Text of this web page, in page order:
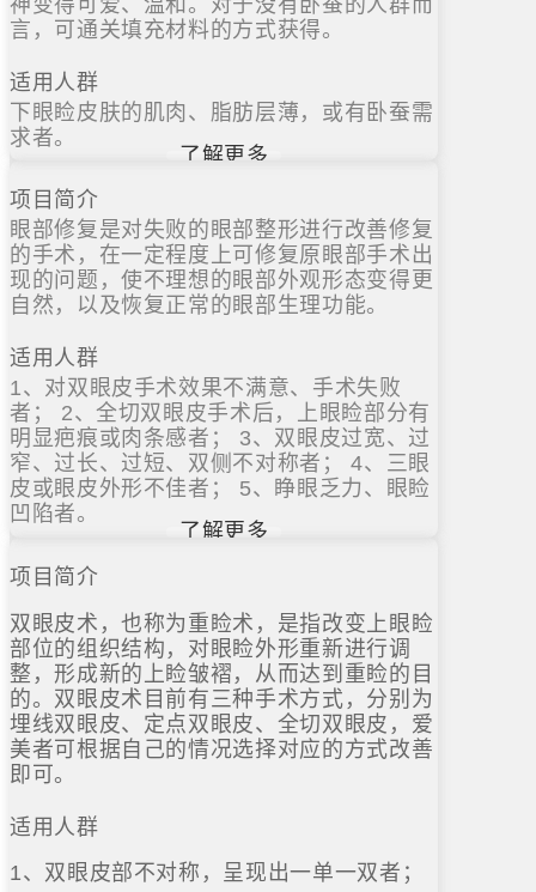
言，可通关填充材料的方式获得。
适用人群
下眼睑皮肤的肌肉、脂肪层薄，或有卧蚕需
求者。
了解更多
项目简介
眼部修复是对失败的眼部整形进行改善修复
的手术，在一定程度上可修复原眼部手术出
现的问题，使不理想的眼部外观形态变得更
自然，以及恢复正常的眼部生理功能。
适用人群
1、对双眼皮手术效果不满意、手术失败
者； 2、全切双眼皮手术后，上眼睑部分有
明显疤痕或肉条感者； 3、双眼皮过宽、过
窄、过长、过短、双侧不对称者； 4、三眼
皮或眼皮外形不佳者； 5、睁眼乏力、眼睑
凹陷者。
了解更多
项目简介
双眼皮术，也称为重睑术，是指改变上眼睑
部位的组织结构，对眼睑外形重新进行调
整，形成新的上睑皱褶，从而达到重睑的目
的。双眼皮术目前有三种手术方式，分别为
埋线双眼皮、定点双眼皮、全切双眼皮，爱
美者可根据自己的情况选择对应的方式改善
即可。
适用人群
1、双眼皮部不对称，呈现出一单一双者；